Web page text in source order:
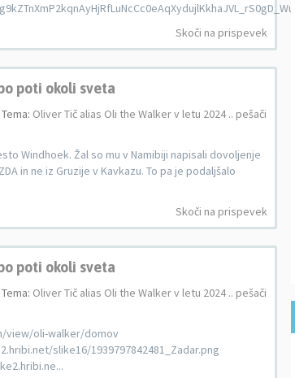
Skoči na prispevek
poti okoli sveta
Tema: Oliver Tič alias Oli the Walker v letu 2024 .. pešači
Windhoek. Žal so mu v Namibiji napisali dovoljenje
in ne iz Gruzije v Kavkazu. To pa je podaljšalo
Skoči na prispevek
poti okoli sveta
Tema: Oliver Tič alias Oli the Walker v letu 2024 .. pešači
view/oli-walker/domov
slike16/1939797842481_Zadar.png